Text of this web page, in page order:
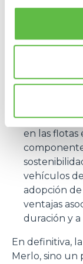
con un
estrechos o
eléctrica
emisiones y
Por último,
en las
vehículos
adopción
ventajas
duración y a
En definitiva,
Merlo, sino un